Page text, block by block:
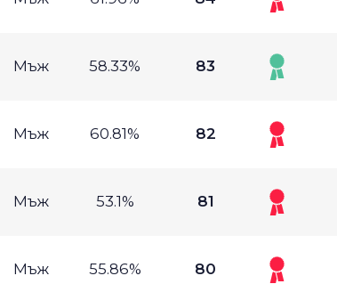
Мъж 58.33% 83
Мъж 60.81% 82
Мъж 53.1% 81
Мъж 55.86% 80